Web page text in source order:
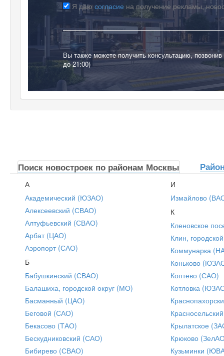
Я даюсогласие на получение рекламы,
Вы также можете получить консультацию,
до 21:00)
Поиск новостроек по районам Москвы
А
Академический (ЮЗАО)
Алексеевский (СВАО)
Алтуфьевский (СВАО)
Арбат (ЦАО)
Аэропорт (САО)
Б
Бабушкинский (СВАО)
Балашиха, городской округ (МО)
Басманный (ЦАО)
Беговой (САО)
Бекасово (ТАО)
Бескудниковский (САО)
Бибирево (СВАО)
И
Измайлово
К
Кленовское
Клин,
Коммунарка
Коньково
Коптево (САО)
Котловка
Крылатское
Крюково
Кузьминки